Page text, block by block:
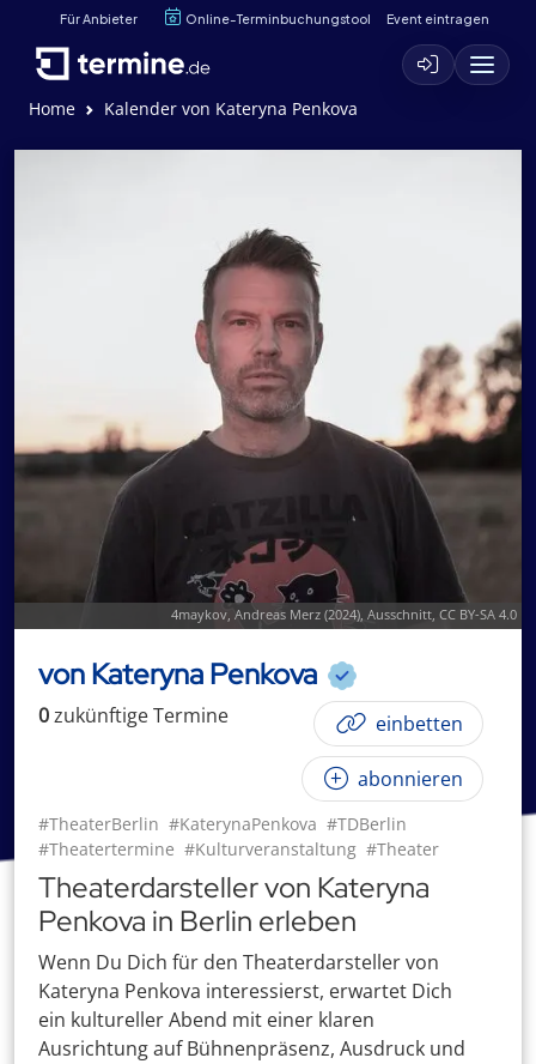
Für Anbieter Online-Terminbuchungstool Event eintragen
Home Kalender von Kateryna Penkova
4maykov, Andreas Merz (2024), Ausschnitt, CC BY-SA 4.0
von Kateryna Penkova
0zukünftigeTermine einbetten
abonnieren
#TheaterBerlin #KaterynaPenkova #TDBerlin
#Theatertermine #Kulturveranstaltung #Theater
Theaterdarsteller von Kateryna
Penkova in Berlin erleben
Wenn Du Dich für den Theaterdarsteller von
Kateryna Penkova interessierst, erwartet Dich
ein kultureller Abend mit einer klaren
Ausrichtung auf Bühnenpräsenz, Ausdruck und